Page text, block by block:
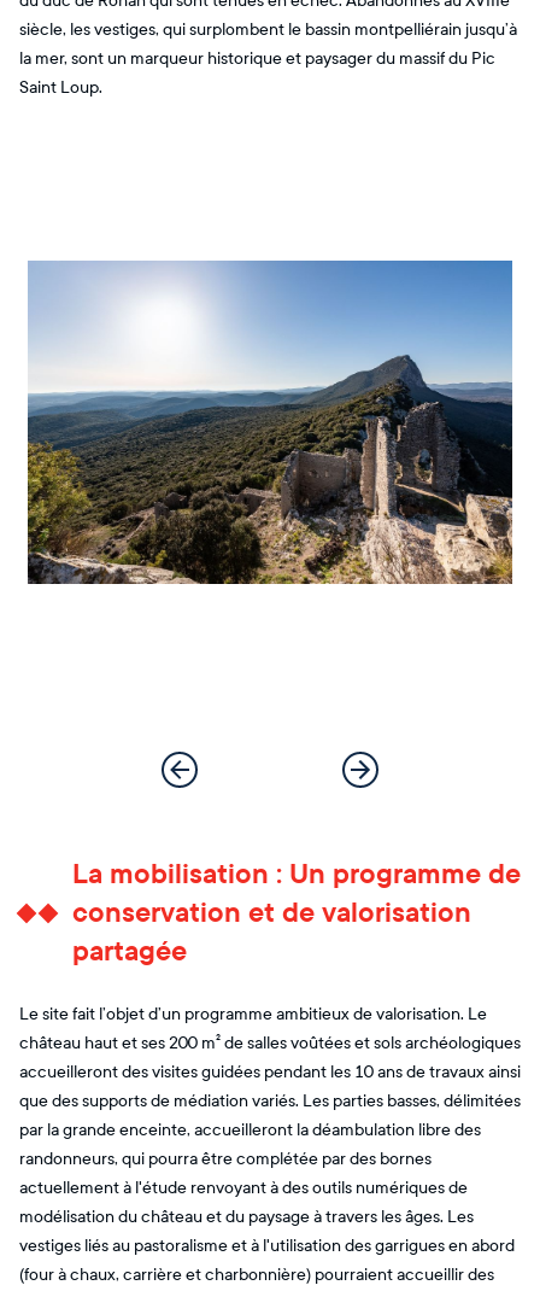
siècle, les vestiges, qui surplombent le bassin montpelliérain jusqu’à
la mer, sont un marqueur historique et paysager du massif du Pic
Saint Loup.
La mobilisation : Un programme de
conservation et de valorisation
partagée
Le site fait l’objet d’un programme ambitieux de valorisation. Le
château haut et ses 200 m² de salles voûtées et sols archéologiques
accueilleront des visites guidées pendant les 10 ans de travaux ainsi
que des supports de médiation variés. Les parties basses, délimitées
par la grande enceinte, accueilleront la déambulation libre des
randonneurs, qui pourra être complétée par des bornes
actuellement à l'étude renvoyant à des outils numériques de
modélisation du château et du paysage à travers les âges. Les
vestiges liés au pastoralisme et à l'utilisation des garrigues en abord
(four à chaux, carrière et charbonnière) pourraient accueillir des